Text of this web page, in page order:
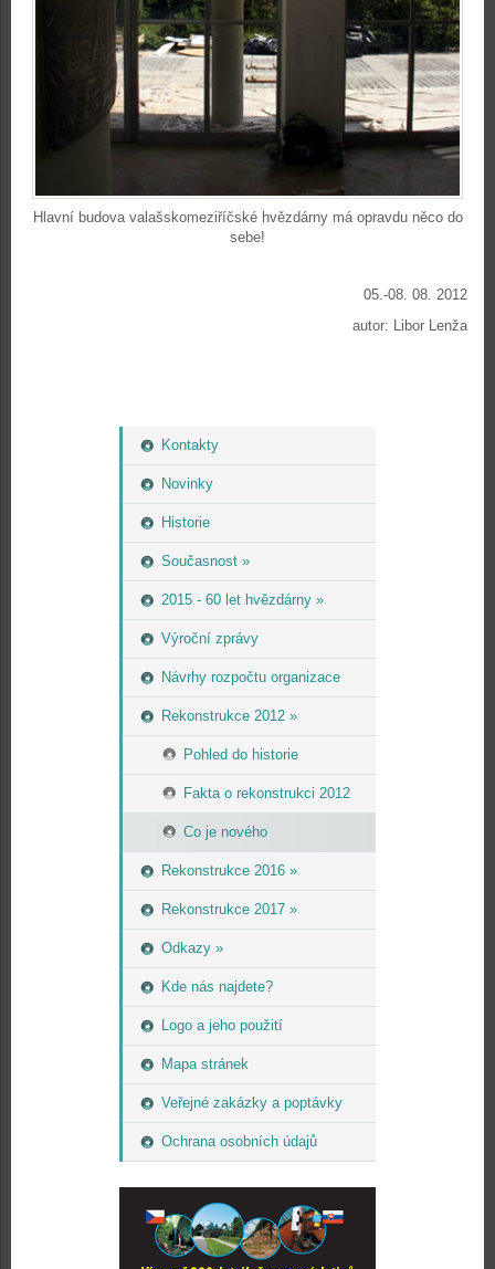
Kontakty
Novinky
Historie
Současnost »
2015 - 60 let hvězdárny »
Výroční zprávy
Návrhy rozpočtu organizace
Rekonstrukce 2012 »
Pohled do historie
Fakta o rekonstrukci 2012
Co je nového
Rekonstrukce 2016 »
Rekonstrukce 2017 »
Odkazy »
Kde nás najdete?
Logo a jeho použití
Mapa stránek
Veřejné zakázky a poptávky
Ochrana osobních údajů
Hlavní budova valašskomeziříčské hvězdárny má opravdu něco do
sebe!
05.-08. 08. 2012
autor: Libor Lenža